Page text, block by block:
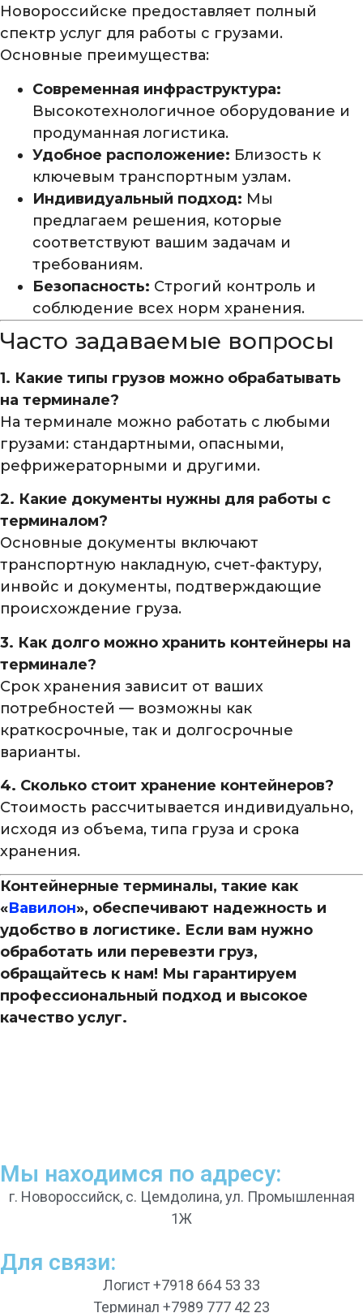
Новороссийске предоставляет полный
спектр услуг для работы с грузами.
Основные преимущества:
Современная инфраструктура:
Высокотехнологичное оборудование и
продуманная логистика.
Удобное расположение: Близость к
ключевым транспортным узлам.
Индивидуальный подход: Мы
предлагаем решения, которые
соответствуют вашим задачам и
требованиям.
Безопасность: Строгий контроль и
соблюдение всех норм хранения.
Часто задаваемые вопросы
1. Какие типы грузов можно обрабатывать
на терминале?
На терминале можно работать с любыми
грузами: стандартными, опасными,
рефрижераторными и другими.
2. Какие документы нужны для работы с
терминалом?
Основные документы включают
транспортную накладную, счет-фактуру,
инвойс и документы, подтверждающие
происхождение груза.
3. Как долго можно хранить контейнеры на
терминале?
Срок хранения зависит от ваших
потребностей — возможны как
краткосрочные, так и долгосрочные
варианты.
4. Сколько стоит хранение контейнеров?
Стоимость рассчитывается индивидуально,
исходя из объема, типа груза и срока
хранения.
Контейнерные терминалы, такие как
«Вавилон», обеспечивают надежность и
удобство в логистике. Если вам нужно
обработать или перевезти груз,
обращайтесь к нам! Мы гарантируем
профессиональный подход и высокое
качество услуг.
Мы находимся по адресу:
г. Новороссийск, с. Цемдолина, ул. Промышленная
1Ж
Для связи:
Логист +7918 664 53 33
Терминал +7989 777 42 23